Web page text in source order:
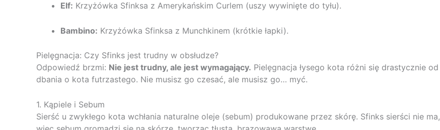
Elf: Krzyżówka Sfinksa z Amerykańskim Curlem (uszy wywinięte do tyłu).
Bambino: Krzyżówka Sfinksa z Munchkinem (krótkie łapki).
Pielęgnacja: Czy Sfinks jest trudny w obsłudze?
Odpowiedź brzmi: Nie jest trudny, ale jest wymagający. Pielęgnacja łysego kota różni się drastycznie od
dbania o kota futrzastego. Nie musisz go czesać, ale musisz go… myć.
1. Kąpiele i Sebum
Sierść u zwykłego kota wchłania naturalne oleje (sebum) produkowane przez skórę. Sfinks sierści nie ma,